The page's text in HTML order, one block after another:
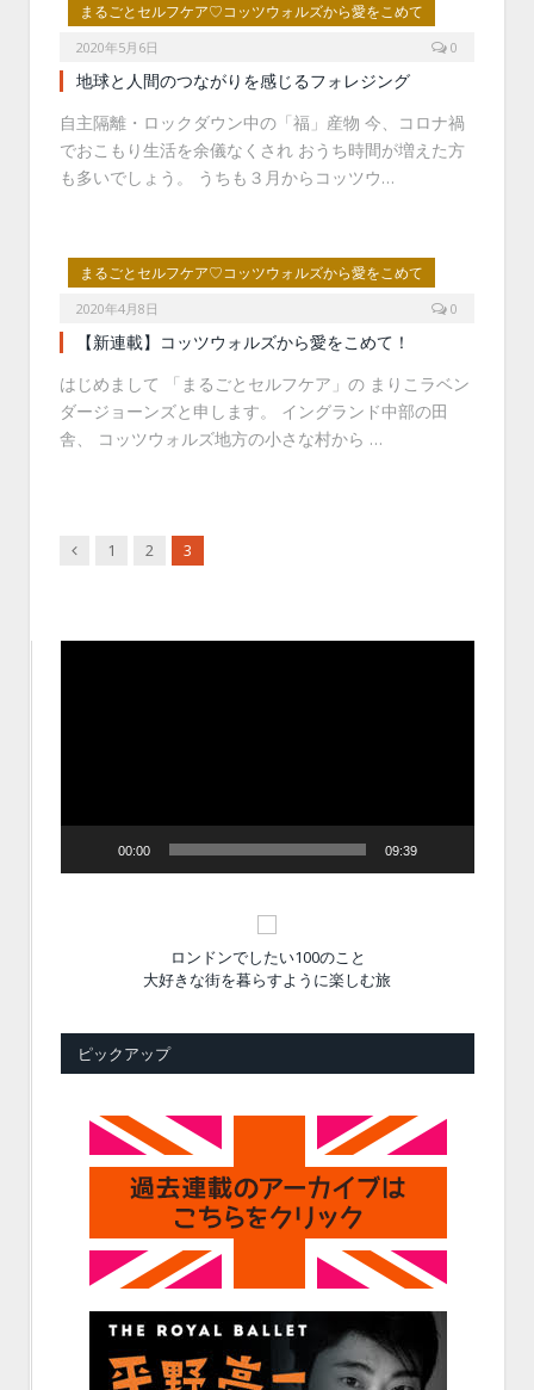
まるごとセルフケア♡コッツウォルズから愛をこめて
2020年5月6日 0
地球と人間のつながりを感じるフォレジング
自主隔離・ロックダウン中の「福」産物 今、コロナ禍
でおこもり生活を余儀なくされ おうち時間が増えた方
も多いでしょう。 うちも３月からコッツウ…
まるごとセルフケア♡コッツウォルズから愛をこめて
2020年4月8日 0
【新連載】コッツウォルズから愛をこめて！
はじめまして 「まるごとセルフケア」の まりこラベン
ダージョーンズと申します。 イングランド中部の田
舎、 コッツウォルズ地方の小さな村から …
Previous
1 2 3
00:00 09:39
ロンドンでしたい100のこと
大好きな街を暮らすように楽しむ旅
ピックアップ